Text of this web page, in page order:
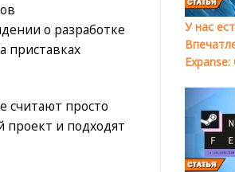
о разработке
приставках
считают просто
проект и подходят
У нас